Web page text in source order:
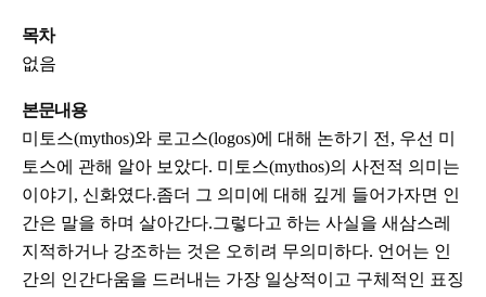
목차
없음
본문내용
미토스(mythos)와 로고스(logos)에 대해 논하기 전, 우선 미
토스에 관해 알아 보았다. 미토스(mythos)의 사전적 의미는
이야기, 신화였다.좀더 그 의미에 대해 깊게 들어가자면 인
간은 말을 하며 살아간다.그렇다고 하는 사실을 새삼스레
지적하거나 강조하는 것은 오히려 무의미하다. 언어는 인
간의 인간다움을 드러내는 가장 일상적이고 구체적인 표징